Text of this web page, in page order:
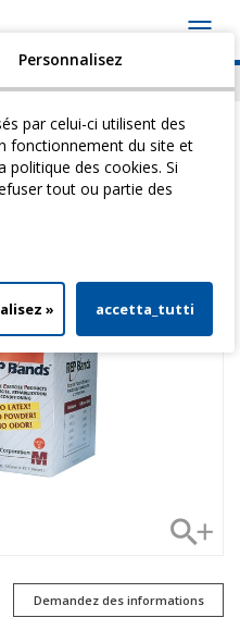
Download
>Bandes Et Cordes Elastiques
Demandez des informations
Personnalisez
par celui-ci utilisent des
fonctionnement du site et
politique des cookies. Si
tout ou partie des
» accetta_tutti